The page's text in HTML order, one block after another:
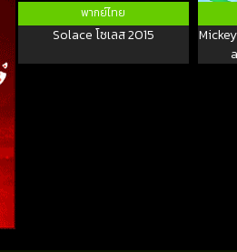
พากย์ไทย
Solace โซเลส 2015